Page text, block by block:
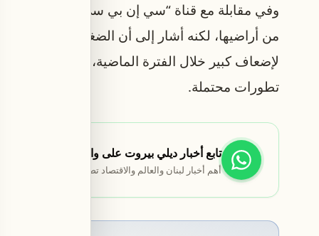
وفي مقابلة مع قناة “سي إن بي سي”، قال نتنياهو
من أراضيها، لكنه أشار إلى أن الضغوط المفروضة
لإضعاف كبير خلال الفترة الماضية، فيما تبقى
تطورات محتملة.
تابع أخبار ديلي بيروت على واتساب
أهم أخبار لبنان والعالم والاقتصاد تصلك مباشرة.